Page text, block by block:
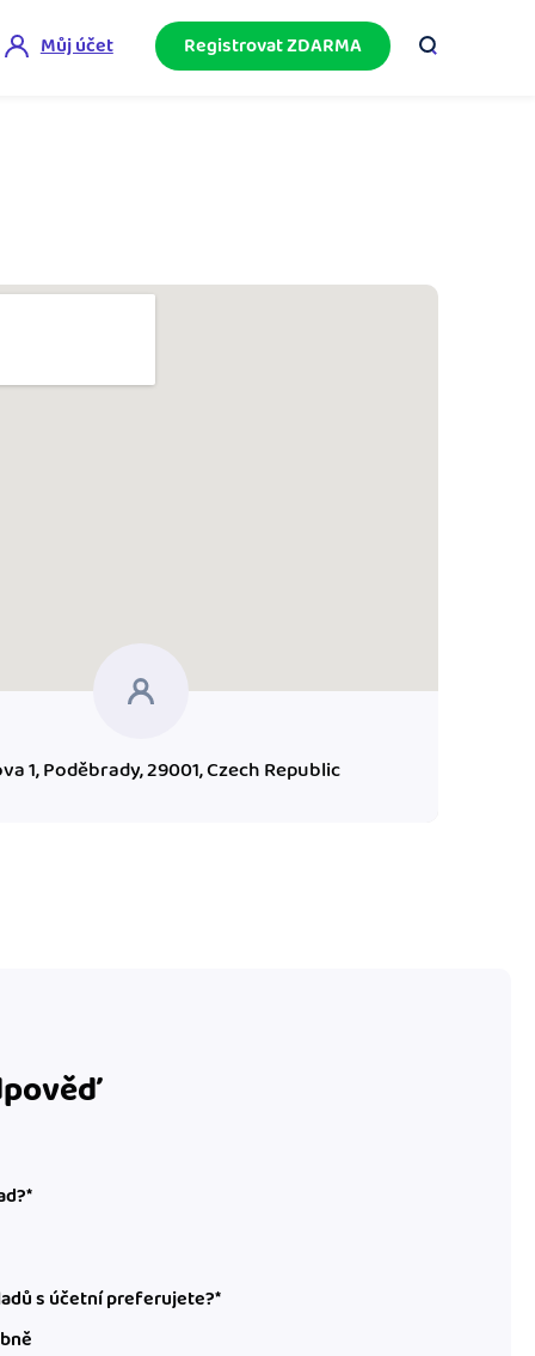
se komunity na fakturaci, daně či
Můj účet Registrovat ZDARMA
1, Poděbrady, 29001, Czech Republic
s účetní preferujete?*